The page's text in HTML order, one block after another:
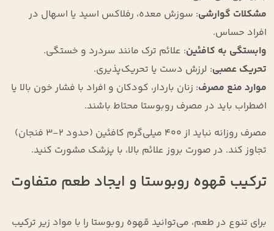
مشکلات گوارشی: سوزش معده، رفلاکس اسید یا اسهال در
افراد حساس.
وابستگی به کافئین: علائم ترک مانند سردرد و خستگی.
تحریک عصبی: لرزش دست یا تحریک‌پذیری.
موارد منع مصرف: زنان باردار، کودکان و افراد با فشار خون بالا یا
اضطراب باید در مصرف روبوستا محتاط باشند.
مصرف روزانه نباید از ۴۰۰ میلی‌گرم کافئین (حدود ۲-۳ فنجان)
تجاوز کند. در صورت بروز علائم بالا، با پزشک مشورت کنید.
ترکیب قهوه روبوستا و ایجاد طعم متفاوت
برای تنوع در طعم، می‌توانید قهوه روبوستا را با مواد زیر ترکیب